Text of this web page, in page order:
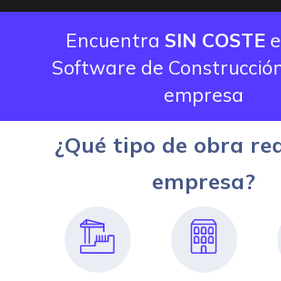
Encuentra SIN COSTE
Software de
empresa
¿Qué tipo de obra
empresa?